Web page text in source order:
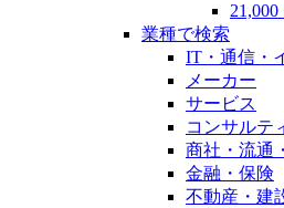
21,000
業種で検索
IT・通信・
メーカー
サービス
コンサルテ
商社・流通
金融・保険
不動産・建